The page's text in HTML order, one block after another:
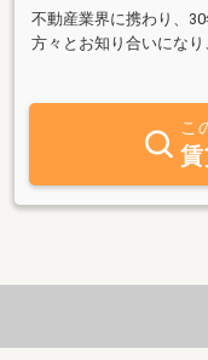
不動産業界に携わり、
方々とお知り合いにな
ていただきました。一
こ